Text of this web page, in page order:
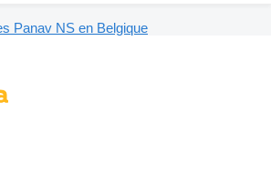
Panav NS en Belgique